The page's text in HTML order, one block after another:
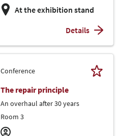
At the exhibition stand
Details
Conference
The repair principle
An overhaul after 30 years
Room 3